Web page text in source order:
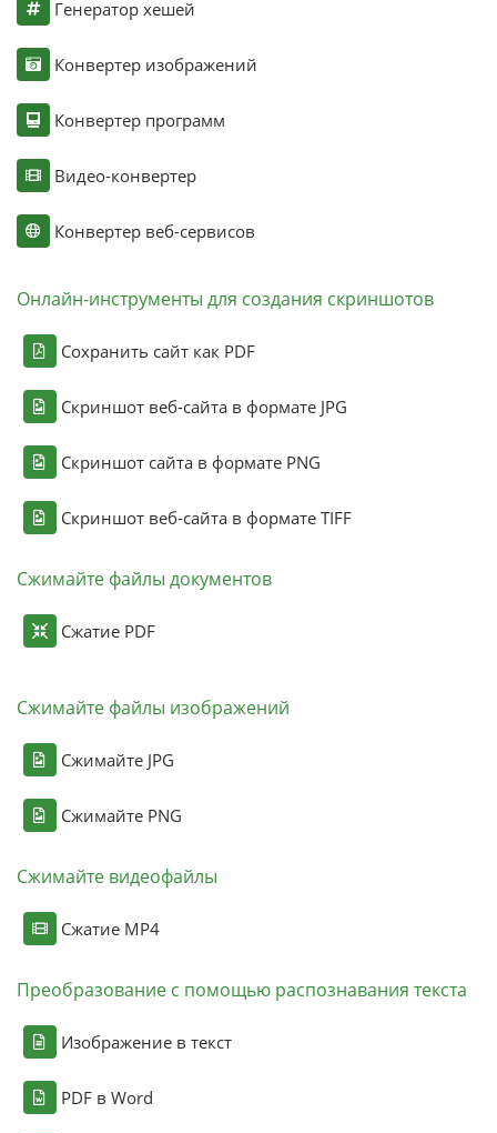
Генератор хешей
Конвертер изображений
Конвертер программ
Видео-конвертер
Конвертер веб-сервисов
Онлайн-инструменты для создания скриншотов
Сохранить сайт как PDF
Скриншот веб-сайта в формате JPG
Скриншот сайта в формате PNG
Скриншот веб-сайта в формате TIFF
Сжимайте файлы документов
Сжатие PDF
Сжимайте файлы изображений
Сжимайте JPG
Сжимайте PNG
Сжимайте видеофайлы
Сжатие MP4
Преобразование с помощью распознавания текста
Изображение в текст
PDF в Word